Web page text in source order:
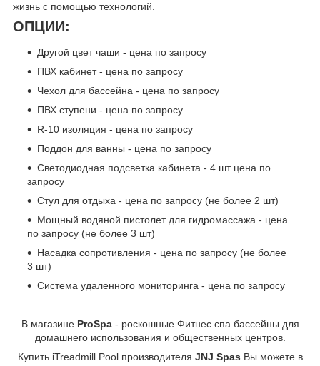
жизнь с помощью технологий.
ОПЦИИ:
Другой цвет чаши - цена по запросу
ПВХ кабинет - цена по запросу
Чехол для бассейна - цена по запросу
ПВХ ступени - цена по запросу
R-10 изоляция - цена по запросу
Поддон для ванны - цена по запросу
Светодиодная подсветка кабинета - 4 шт цена по
запросу
Стул для отдыха - цена по запросу (не более 2 шт)
Мощный водяной пистолет для гидромассажа - цена
по запросу (не более 3 шт)
Насадка сопротивления - цена по запросу (не более
3 шт)
Система удаленного мониторинга - цена по запросу
В магазине ProSpa - роскошные Фитнес спа бассейны для
домашнего использования и общественных центров.
Купить iTreadmill Pool производителя JNJ Spas Вы можете в